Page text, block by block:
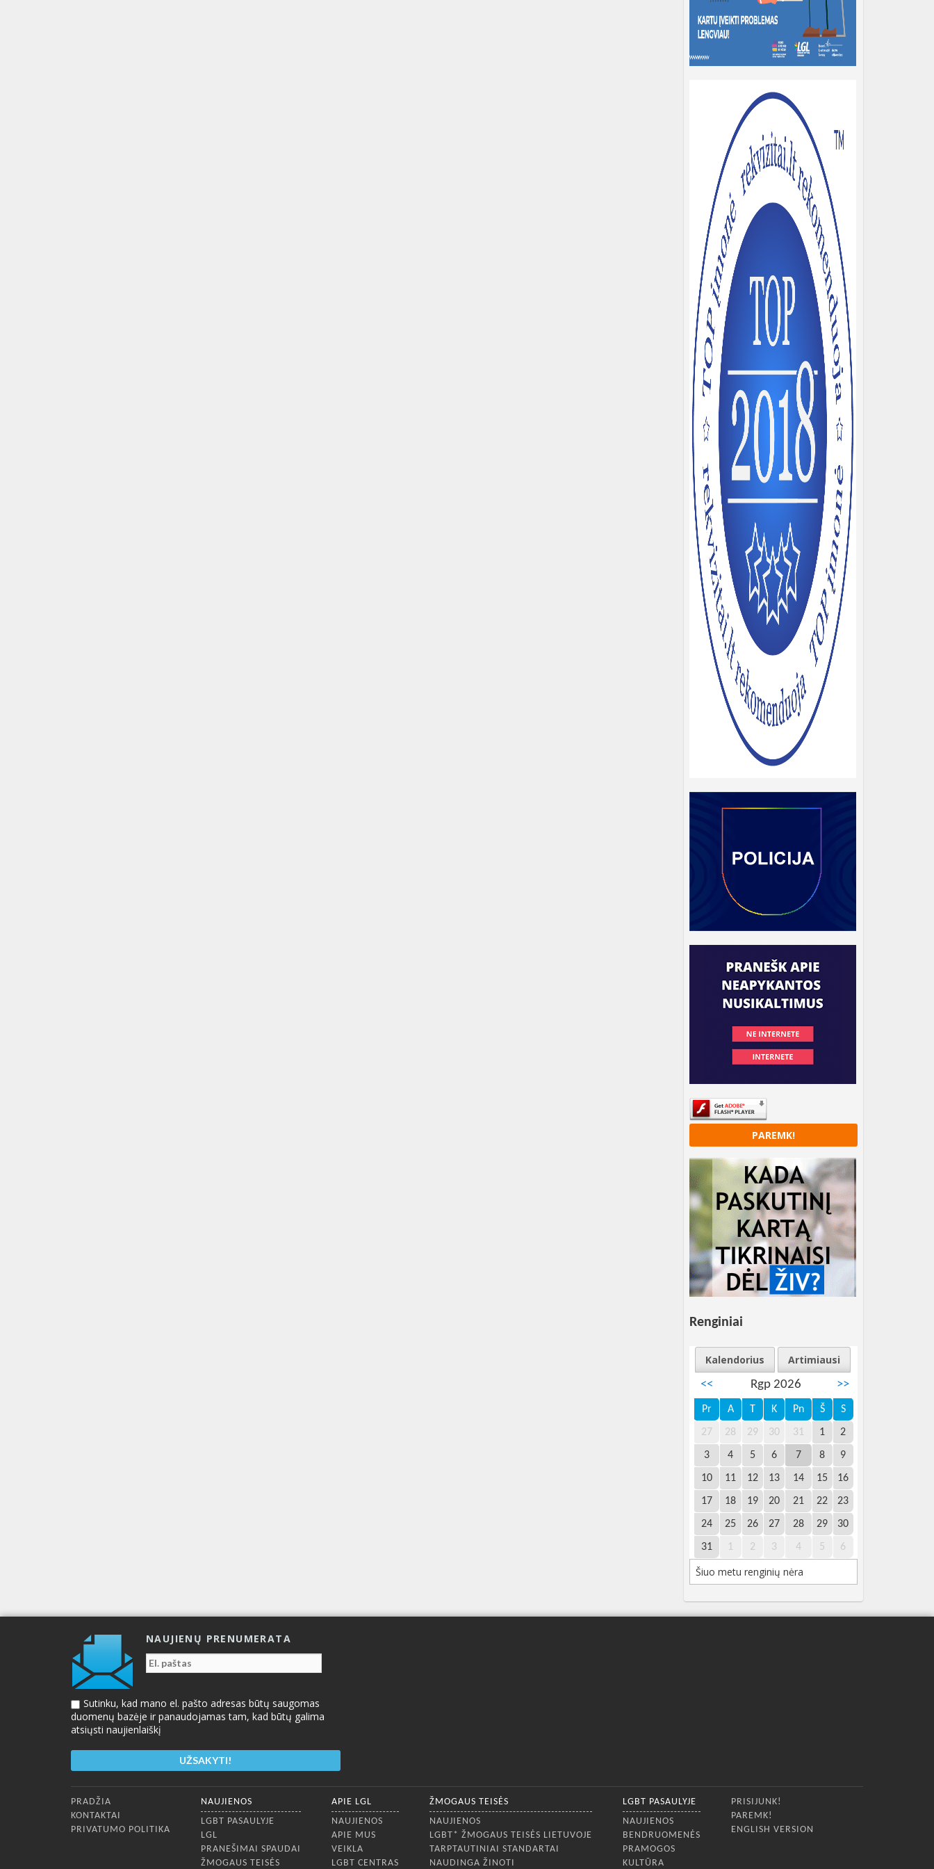
PAREMK!
Renginiai
Kalendorius
Artimiausi
<<
Rgp 2026 >>
Pr A T K Pn Š S
27 28 29 30 31 1 2
3 4 5 6 7 8 9
10 11 12 13 14 15 16
17 18 19 20 21 22 23
24 25 26 27 28 29 30
31 1 2 3 4 5 6
Šiuo metu renginių nėra
NAUJIENŲ PRENUMERATA
Sutinku, kad mano el. pašto adresas būtų saugomas
duomenų bazėje ir panaudojamas tam, kad būtų galima
atsiųsti naujienlaiškį
Apatinis meniu
PRADŽIA
KONTAKTAI
PRIVATUMO POLITIKA
NAUJIENOS
LGBT PASAULYJE
LGL
PRANEŠIMAI SPAUDAI
ŽMOGAUS TEISĖS
APIE LGL
NAUJIENOS
APIE MUS
VEIKLA
LGBT CENTRAS
ŽMOGAUS TEISĖS
NAUJIENOS
LGBT* ŽMOGAUS TEISĖS LIETUVOJE
TARPTAUTINIAI STANDARTAI
NAUDINGA ŽINOTI
LGBT PASAULYJE
NAUJIENOS
BENDRUOMENĖS
PRAMOGOS
KULTŪRA
PRISIJUNK!
PAREMK!
ENGLISH VERSION